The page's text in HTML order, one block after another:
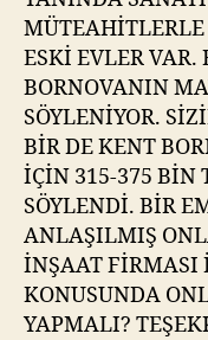
ESKİ EVLER
BORNOVANIN
SÖYLENİYOR.
BİR DE KENT
İÇİN 315-375 BİN
SÖYLENDİ. BİR
ANLAŞILMIŞ
İNŞAAT FİRMASI
KONUSUNDA
YAPMALI?